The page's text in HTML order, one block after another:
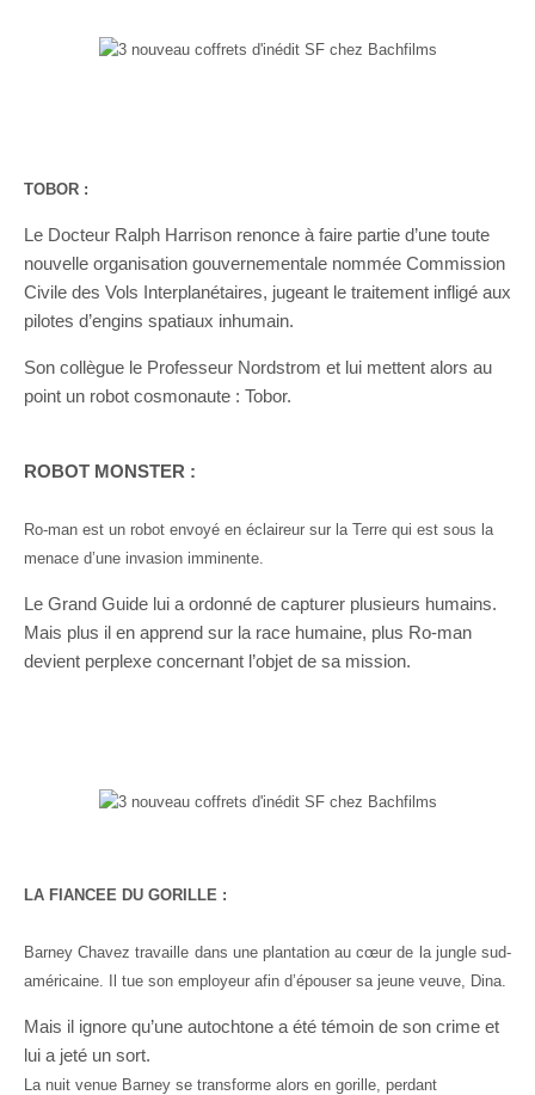
TOBOR :
Le Docteur Ralph Harrison renonce à faire partie d’une toute
nouvelle organisation gouvernementale nommée Commission
Civile des Vols Interplanétaires, jugeant le traitement infligé aux
pilotes d’engins spatiaux inhumain.
Son collègue le Professeur Nordstrom et lui mettent alors au
point un robot cosmonaute : Tobor.
ROBOT MONSTER :
Ro-man est un robot envoyé en éclaireur sur la Terre qui est sous la
menace d’une invasion imminente.
Le Grand Guide lui a ordonné de capturer plusieurs humains.
Mais plus il en apprend sur la race humaine, plus Ro-man
devient perplexe concernant l’objet de sa mission.
LA FIANCEE DU GORILLE :
Barney Chavez travaille dans une plantation au cœur de la jungle sud-
américaine. Il tue son employeur afin d’épouser sa jeune veuve, Dina.
Mais il ignore qu’une autochtone a été témoin de son crime et
lui a jeté un sort.
La nuit venue Barney se transforme alors en gorille, perdant